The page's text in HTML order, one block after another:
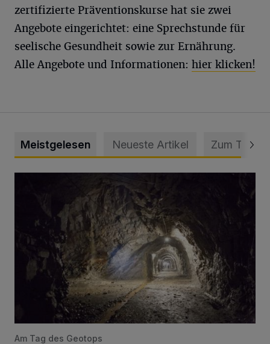
zertifizierte Präventionskurse hat sie zwei
Angebote eingerichtet: eine Sprechstunde für
seelische Gesundheit sowie zur Ernährung.
Alle Angebote und Informationen: hier klicken!
Meistgelesen Neueste Artikel Zum Thema
Am Tag des Geotops